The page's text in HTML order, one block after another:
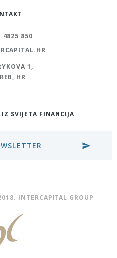
4825 850
1,
HR
IZ SVIJETA FINANCIJA
send
INTERCAPITAL GROUP